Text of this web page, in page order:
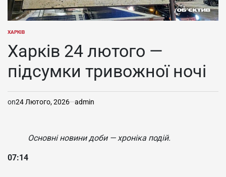
ОПУБЛІКУВАТИ
ХАРКІВ
Харків 24 лютого —
підсумки тривожної ночі
on24 Лютого, 2026 admin
Основні новини доби — хроніка подій.
07:14